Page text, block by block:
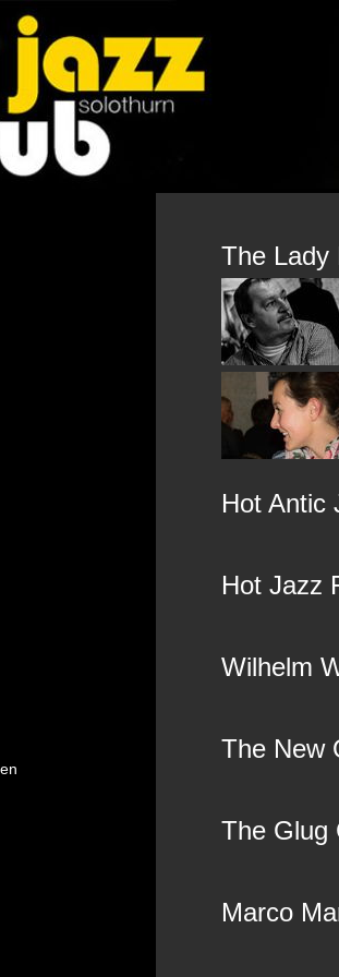
The Lady
Hot Antic
Hot Jazz
Wilhelm
The New
The Glug
Marco